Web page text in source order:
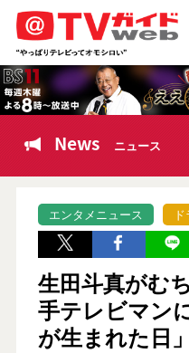
News ニュース
エンタメニュース
生田斗真がむ
手テレビマン
が生まれた日